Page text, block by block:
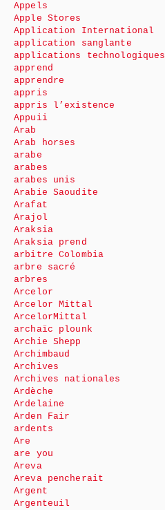
Appels
Apple Stores
Application International
application sanglante
applications technologiques
apprend
apprendre
appris
appris l’existence
Appuii
Arab
Arab horses
arabe
arabes
arabes unis
Arabie Saoudite
Arafat
Arajol
Araksia
Araksia prend
arbitre Colombia
arbre sacré
arbres
Arcelor
Arcelor Mittal
ArcelorMittal
archaïc plounk
Archie Shepp
Archimbaud
Archives
Archives nationales
Ardèche
Ardelaine
Arden Fair
ardents
Are
are you
Areva
Areva pencherait
Argent
Argenteuil